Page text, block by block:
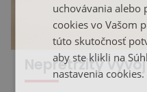
Nepretržitý vývoj
uchovávania alebo
cookies vo Vašom
túto skutočnosť
aby ste klikli na
nastavenia cookies.